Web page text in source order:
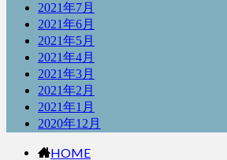
2021年7月
2021年6月
2021年5月
2021年4月
2021年3月
2021年2月
2021年1月
2020年12月
HOME